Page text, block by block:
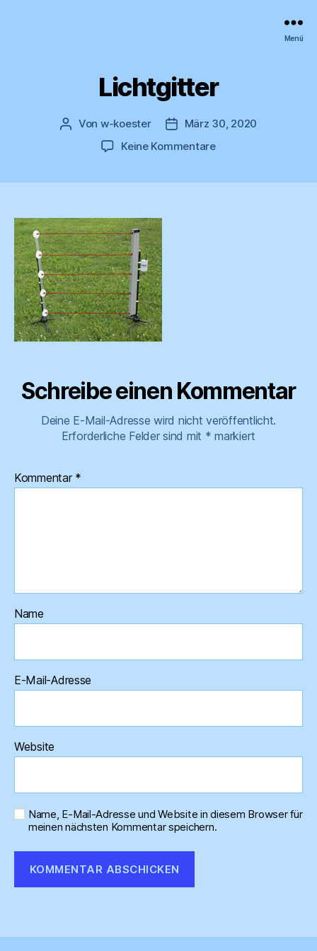
Menü
Lichtgitter
Beitragsautor
Von w-koester Veröffentlichungsdatum
März 30, 2020
Keine Kommentarezu
Schreibe einen Kommentar
Deine E-Mail-Adresse wird nicht veröffentlicht.
Erforderliche Felder sind mit * markiert
Kommentar *
Name
E-Mail-Adresse
Website
Name, E-Mail-Adresse und Website in diesem Browser für
meinen nächsten Kommentar speichern.